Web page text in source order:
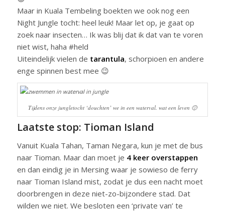
Maar in Kuala Tembeling boekten we ook nog een
Night Jungle tocht: heel leuk! Maar let op, je gaat op
zoek naar insecten… Ik was blij dat ik dat van te voren
niet wist, haha #held
Uiteindelijk vielen de tarantula, schorpioen en andere
enge spinnen best mee 😉
Tijdens onze jungletocht ‘douchten’ we in een waterval. wat een leven 🙂
Laatste stop: Tioman Island
Vanuit Kuala Tahan, Taman Negara, kun je met de bus
naar Tioman. Maar dan moet je 4 keer overstappen
en dan eindig je in Mersing waar je sowieso de ferry
naar Tioman Island mist, zodat je dus een nacht moet
doorbrengen in deze niet-zo-bijzondere stad. Dat
wilden we niet. We besloten een ‘private van’ te